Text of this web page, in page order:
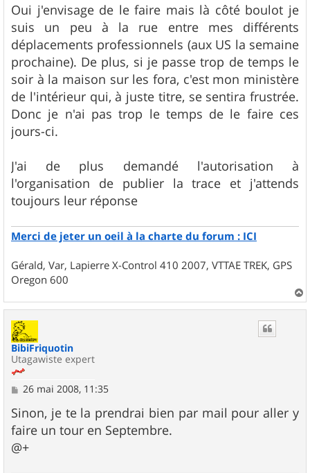
s
s
a
g
e
Oui j'envisage de le faire mais là côté boulot je
suis un peu à la rue entre mes différents
déplacements professionnels (aux US la semaine
prochaine). De plus, si je passe trop de temps le
soir à la maison sur les fora, c'est mon ministère
de l'intérieur qui, à juste titre, se sentira frustrée.
Donc je n'ai pas trop le temps de le faire ces
jours-ci.
J'ai de plus demandé l'autorisation à
l'organisation de publier la trace et j'attends
toujours leur réponse
Merci de jeter un oeil à la charte du forum : ICI
Gérald, Var, Lapierre X-Control 410 2007, VTTAE TREK, GPS
Oregon 600
a
BibiFriquotin
Utagawiste expert
M
s
s
a
g
e
26 mai 2008, 11:35
Sinon, je te la prendrai bien par mail pour aller y
faire un tour en Septembre.
@+